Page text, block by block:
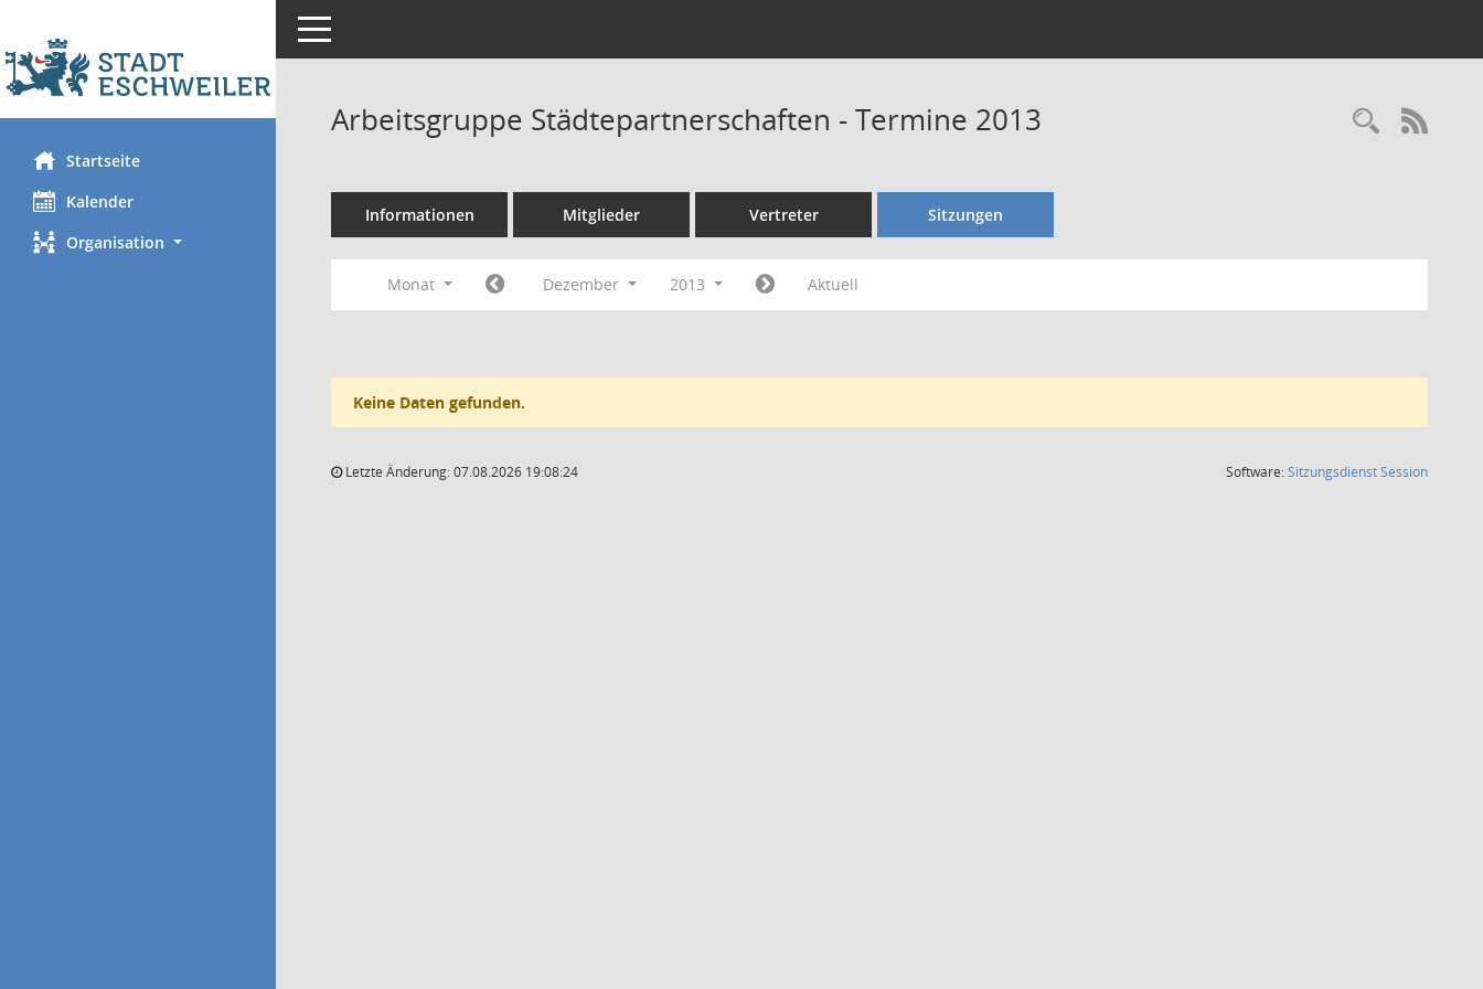
Startseite
Kalender
Organisation
Toggle navigation
Arbeitsgruppe Städtepartnerschaften - Termine 2013
Informationen Mitglieder Vertreter Sitzungen
Monat Dezember 2013 Aktuell
Keine Daten gefunden.
Letzte Änderung: 07.08.2026 19:08:24 Software:SitzungsdienstSession(Wird in